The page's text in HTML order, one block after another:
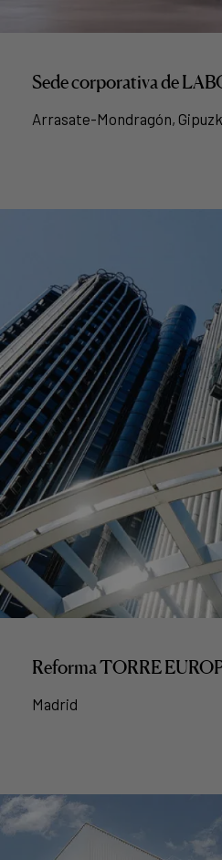
Sede corporativa de
Arrasate-Mondragón,
Reforma TORRE
Madrid